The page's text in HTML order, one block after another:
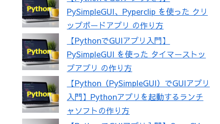
PySimpleGUI、Pyperclip を使った クリ
ップボードアプリ の作り方
【PythonでGUIアプリ入門】
PySimpleGUI を使った タイマーストッ
プアプリ の作り方
【Python（PySimpleGUI）でGUIアプリ
入門】Pythonアプリを起動するランチ
ャソフトの作り方